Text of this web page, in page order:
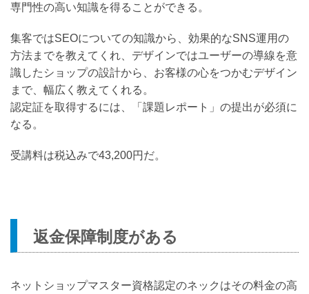
専門性の高い知識を得ることができる。
集客ではSEOについての知識から、効果的なSNS運用の
方法までを教えてくれ、デザインではユーザーの導線を意
識したショップの設計から、お客様の心をつかむデザイン
まで、幅広く教えてくれる。
認定証を取得するには、「課題レポート」の提出が必須に
なる。
受講料は税込みで43,200円だ。
返金保障制度がある
ネットショップマスター資格認定のネックはその料金の高